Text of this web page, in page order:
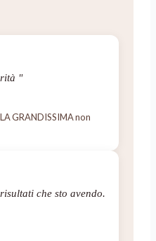
"
GRANDISSIMA non
che sto avendo.